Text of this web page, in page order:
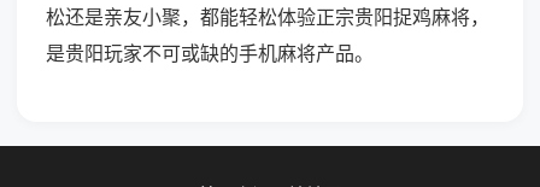
松还是亲友小聚，都能轻松体验正宗贵阳捉鸡麻将，
是贵阳玩家不可或缺的手机麻将产品。